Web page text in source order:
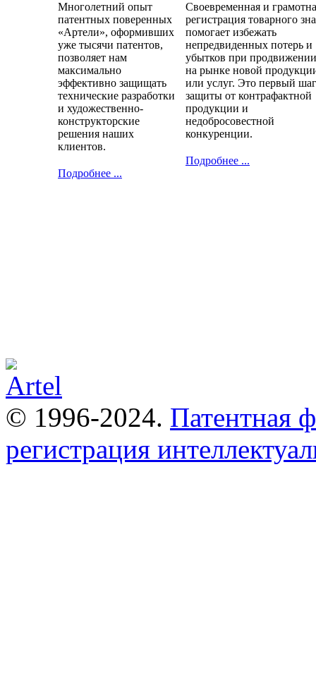
Многолетний опыт
патентных поверенных
«Артели», оформивших
уже тысячи патентов,
позволяет нам
максимально
эффективно защищать
технические разработки
и художественно-
конструкторские
решения наших
клиентов.
Подробнее ...
Своевременная и
регистрация товарного
помогает избежать
непредвиденных потерь и
убытков при продвижении
на рынке новой
или услуг. Это первый шаг
защиты от контрафактной
продукции и
недобросовестной
конкуренции.
Подробнее ...
© 1996-2024. Патентная
регистрация